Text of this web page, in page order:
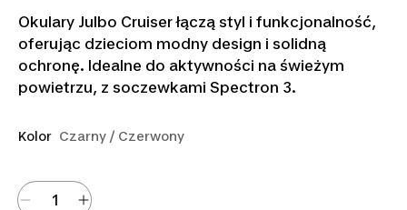
Okulary Julbo Cruiser łączą styl i funkcjonalność,
oferując dzieciom modny design i solidną
ochronę. Idealne do aktywności na świeżym
powietrzu, z soczewkami Spectron 3.
Kolor Czarny / Czerwony